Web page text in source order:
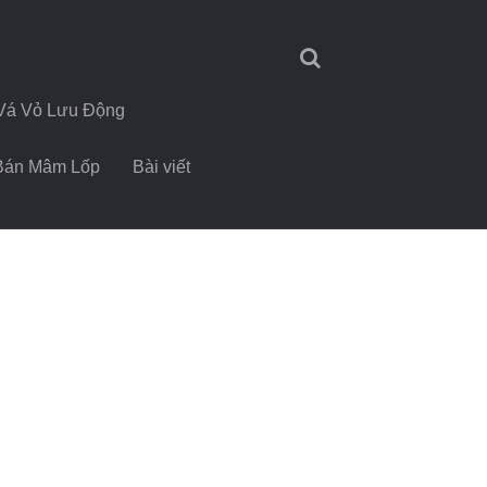
Vỏ Lưu Động
Mâm Lốp Bài viết